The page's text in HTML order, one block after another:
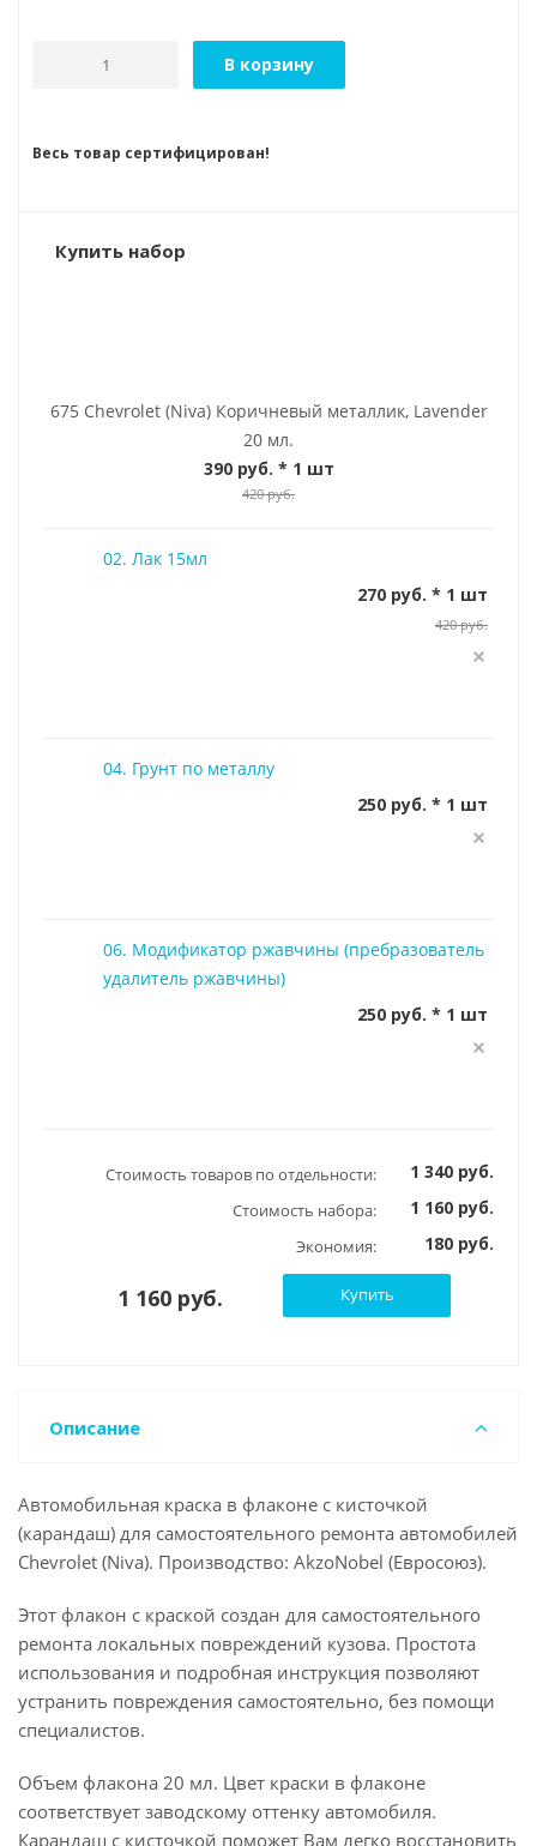
В корзину
Весь товар сертифицирован!
Купить набор
675 Chevrolet (Niva) Коричневый металлик, Lavender
20 мл.
390 руб. * 1 шт
420 руб.
02. Лак 15мл
270 руб. * 1 шт
420 руб.
04. Грунт по металлу
250 руб. * 1 шт
06. Модификатор ржавчины (пребразователь
удалитель ржавчины)
250 руб. * 1 шт
Стоимость товаров по отдельности: 1 340 руб.
Стоимость набора: 1 160 руб.
Экономия: 180 руб.
1 160 руб. Купить
Описание
Автомобильная краска в флаконе с кисточкой
(карандаш) для самостоятельного ремонта автомобилей
Chevrolet (Niva). Производство: AkzoNobel (Евросоюз).
Этот флакон с краской создан для самостоятельного
ремонта локальных повреждений кузова. Простота
использования и подробная инструкция позволяют
устранить повреждения самостоятельно, без помощи
специалистов.
Объем флакона 20 мл. Цвет краски в флаконе
соответствует заводскому оттенку автомобиля.
Карандаш с кисточкой поможет Вам легко восстановить